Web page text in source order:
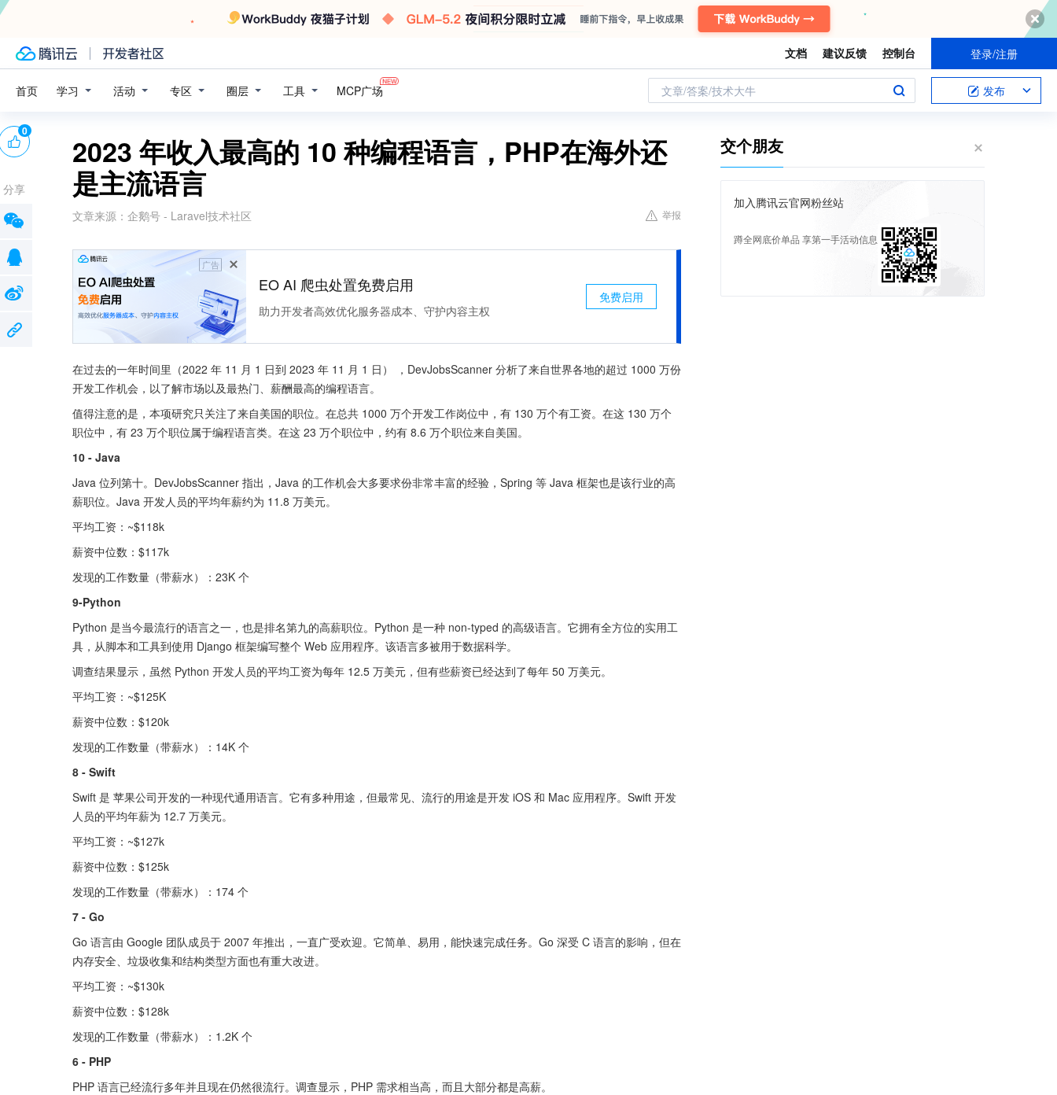
文档 建议反馈 控制台 登录/注册
首页 学习 活动 专区 圈层 工具 MCP广场 文章/答案/技术大牛 发布
2023 年收入最高的 10 种编程语言，PHP在海外还
是主流语言
文章来源： 企鹅号 - Laravel技术社区 举报
广告
EO AI 爬虫处置免费启用
助力开发者高效优化服务器成本、守护内容主权
免费启用
在过去的一年时间里（2022 年 11 月 1 日到 2023 年 11 月 1 日） ，DevJobsScanner 分析了来自世界各地的超过 1000 万份
开发工作机会，以了解市场以及最热门、薪酬最高的编程语言。
值得注意的是，本项研究只关注了来自美国的职位。在总共 1000 万个开发工作岗位中，有 130 万个有工资。在这 130 万个
职位中，有 23 万个职位属于编程语言类。在这 23 万个职位中，约有 8.6 万个职位来自美国。
10 - Java
Java 位列第十。DevJobsScanner 指出，Java 的工作机会大多要求份非常丰富的经验，Spring 等 Java 框架也是该行业的高
薪职位。Java 开发人员的平均年薪约为 11.8 万美元。
平均工资：~$118k
薪资中位数：$117k
发现的工作数量（带薪水）：23K 个
9-Python
Python 是当今最流行的语言之一，也是排名第九的高薪职位。Python 是一种 non-typed 的高级语言。它拥有全方位的实用工
具，从脚本和工具到使用 Django 框架编写整个 Web 应用程序。该语言多被用于数据科学。
调查结果显示，虽然 Python 开发人员的平均工资为每年 12.5 万美元，但有些薪资已经达到了每年 50 万美元。
平均工资：~$125K
薪资中位数：$120k
发现的工作数量（带薪水）：14K 个
8 - Swift
Swift 是 苹果公司开发的一种现代通用语言。它有多种用途，但最常见、流行的用途是开发 iOS 和 Mac 应用程序。Swift 开发
人员的平均年薪为 12.7 万美元。
平均工资：~$127k
薪资中位数：$125k
发现的工作数量（带薪水）：174 个
7 - Go
Go 语言由 Google 团队成员于 2007 年推出，一直广受欢迎。它简单、易用，能快速完成任务。Go 深受 C 语言的影响，但在
内存安全、垃圾收集和结构类型方面也有重大改进。
平均工资：~$130k
薪资中位数：$128k
发现的工作数量（带薪水）：1.2K 个
6 - PHP
PHP 语言已经流行多年并且现在仍然很流行。调查显示，PHP 需求相当高，而且大部分都是高薪。
0
分享
交个朋友
加入腾讯云官网粉丝站
蹲全网底价单品 享第一手活动信息